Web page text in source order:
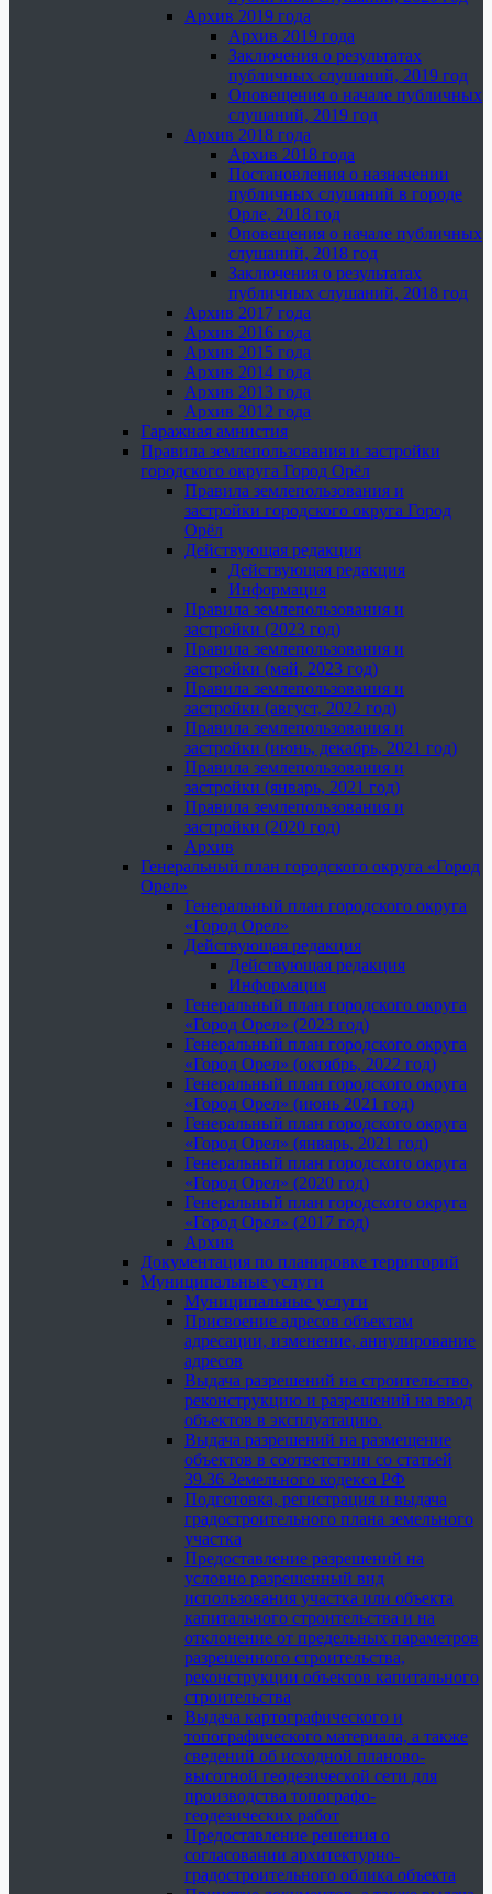
Архив 2019 года
Архив 2019 года
Заключения о результатах
публичных слушаний, 2019 год
Оповещения о начале публичных
слушаний, 2019 год
Архив 2018 года
Архив 2018 года
Постановления о назначении
публичных слушаний в городе
Орле, 2018 год
Оповещения о начале публичных
слушаний, 2018 год
Заключения о результатах
публичных слушаний, 2018 год
Архив 2017 года
Архив 2016 года
Архив 2015 года
Архив 2014 года
Архив 2013 года
Архив 2012 года
Гаражная амнистия
Правила землепользования и застройки
городского округа Город Орёл
Правила землепользования и
застройки городского округа Город
Орёл
Действующая редакция
Действующая редакция
Информация
Правила землепользования и
застройки (2023 год)
Правила землепользования и
застройки (май, 2023 год)
Правила землепользования и
застройки (август, 2022 год)
Правила землепользования и
застройки (июнь, декабрь, 2021 год)
Правила землепользования и
застройки (январь, 2021 год)
Правила землепользования и
застройки (2020 год)
Архив
Генеральный план городского округа «Город
Орел»
Генеральный план городского округа
«Город Орел»
Действующая редакция
Действующая редакция
Информация
Генеральный план городского округа
«Город Орел» (2023 год)
Генеральный план городского округа
«Город Орел» (октябрь, 2022 год)
Генеральный план городского округа
«Город Орел» (июнь 2021 год)
Генеральный план городского округа
«Город Орел» (январь, 2021 год)
Генеральный план городского округа
«Город Орел» (2020 год)
Генеральный план городского округа
«Город Орел» (2017 год)
Архив
Документация по планировке территорий
Муниципальные услуги
Муниципальные услуги
Присвоение адресов объектам
адресации, изменение, аннулирование
адресов
Выдача разрешений на строительство,
реконструкцию и разрешений на ввод
объектов в эксплуатацию.
Выдача разрешений на размещение
объектов в соответствии со статьей
39.36 Земельного кодекса РФ
Подготовка, регистрация и выдача
градостроительного плана земельного
участка
Предоставление разрешений на
условно разрешенный вид
использования участка или объекта
капитального строительства и на
отклонение от предельных параметров
разрешенного строительства,
реконструкции объектов капитального
строительства
Выдача картографического и
топографического материала, а также
сведений об исходной планово-
высотной геодезической сети для
производства топографо-
геодезических работ
Предоставление решения о
согласовании архитектурно-
градостроительного облика объекта